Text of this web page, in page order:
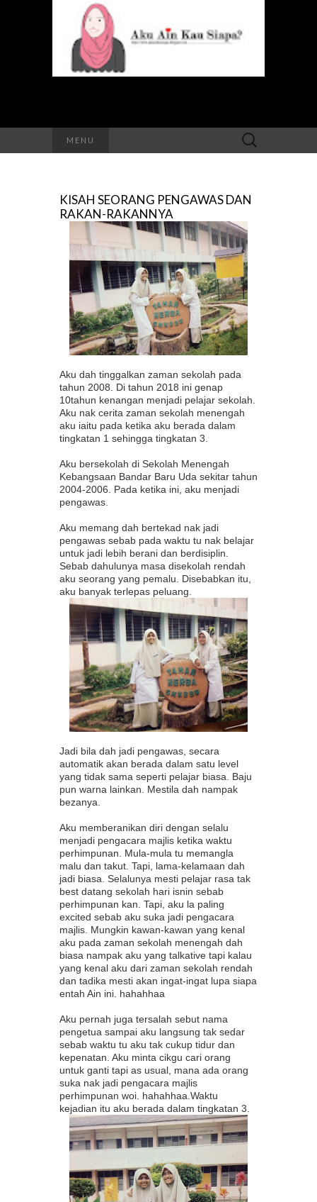
MENU
Search
for:
KISAH SEORANG PENGAWAS DAN
RAKAN-RAKANNYA
Aku dah tinggalkan zaman sekolah pada
tahun 2008. Di tahun 2018 ini genap
10tahun kenangan menjadi pelajar sekolah.
Aku nak cerita zaman sekolah menengah
aku iaitu pada ketika aku berada dalam
tingkatan 1 sehingga tingkatan 3.
Aku bersekolah di Sekolah Menengah
Kebangsaan Bandar Baru Uda sekitar tahun
2004-2006. Pada ketika ini, aku menjadi
pengawas.
Aku memang dah bertekad nak jadi
pengawas sebab pada waktu tu nak belajar
untuk jadi lebih berani dan berdisiplin.
Sebab dahulunya masa disekolah rendah
aku seorang yang pemalu. Disebabkan itu,
aku banyak terlepas peluang.
Jadi bila dah jadi pengawas, secara
automatik akan berada dalam satu level
yang tidak sama seperti pelajar biasa. Baju
pun warna lainkan. Mestila dah nampak
bezanya.
Aku memberanikan diri dengan selalu
menjadi pengacara majlis ketika waktu
perhimpunan. Mula-mula tu memangla
malu dan takut. Tapi, lama-kelamaan dah
jadi biasa. Selalunya mesti pelajar rasa tak
best datang sekolah hari isnin sebab
perhimpunan kan. Tapi, aku la paling
excited sebab aku suka jadi pengacara
majlis. Mungkin kawan-kawan yang kenal
aku pada zaman sekolah menengah dah
biasa nampak aku yang talkative tapi kalau
yang kenal aku dari zaman sekolah rendah
dan tadika mesti akan ingat-ingat lupa siapa
entah Ain ini. hahahhaa
Aku pernah juga tersalah sebut nama
pengetua sampai aku langsung tak sedar
sebab waktu tu aku tak cukup tidur dan
kepenatan. Aku minta cikgu cari orang
untuk ganti tapi as usual, mana ada orang
suka nak jadi pengacara majlis
perhimpunan woi. hahahhaa.Waktu
kejadian itu aku berada dalam tingkatan 3.